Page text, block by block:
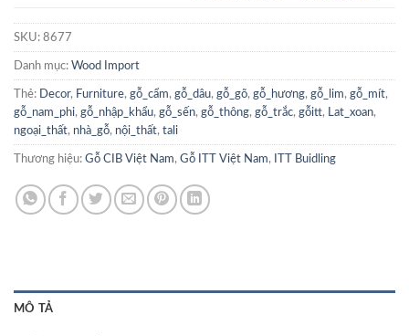
SKU: 8677
Danh mục: Wood Import
Thẻ: Decor, Furniture, gỗ_cẩm, gỗ_dâu, gỗ_gõ, gỗ_hương, gỗ_lim, gỗ_mít,
gỗ_nam_phi, gỗ_nhập_khẩu, gỗ_sến, gỗ_thông, gỗ_trắc, gỗitt, Lat_xoan,
ngoại_thất, nhà_gỗ, nội_thất, tali
Thương hiệu: Gỗ CIB Việt Nam, Gỗ ITT Việt Nam, ITT Buidling
MÔ TẢ